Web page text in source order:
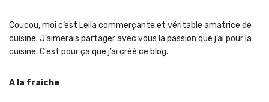
Coucou, moi c’est Leila commerçante et véritable amatrice de
cuisine. J’aimerais partager avec vous la passion que j‘ai pour la
cuisine. C’est pour ça que j’ai créé ce blog.
A la fraiche